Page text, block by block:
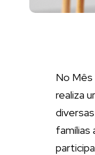
No Mês
realiza
famílias